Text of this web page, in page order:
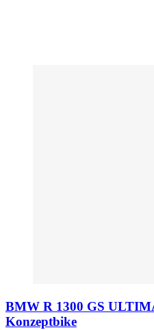
BMW R 1300 GS
Konzeptbike